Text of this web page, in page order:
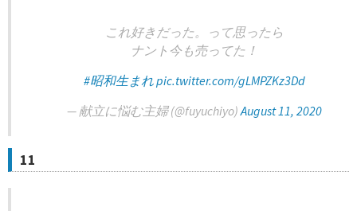
これ好きだった。って思ったら
ナント今も売ってた！
#昭和生まれpic.twitter.com/gLMPZKz3Dd
— 献立に悩む主婦 (@fuyuchiyo)August 11, 2020
11